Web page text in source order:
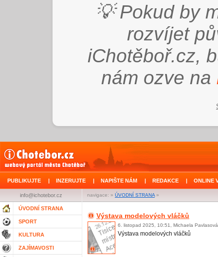
💡 Pokud by
rozvíjet
iChotěboř.cz,
nám ozve na
PUBLIKUJTE | INZERUJTE | NAPIŠTE NÁM | REDAKCE | ONLINE
navigace: » ÚVODNÍ STRANA »
info@ichotebor.cz
ÚVODNÍ STRANA
SPORT
KULTURA
ZAJÍMAVOSTI
Výstava modelových vláčků
6. listopad 2025, 10:51, Michaela Pavlasová
Výstava modelových vláčků